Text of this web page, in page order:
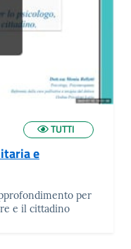
TUTTI
e
per
e il cittadino